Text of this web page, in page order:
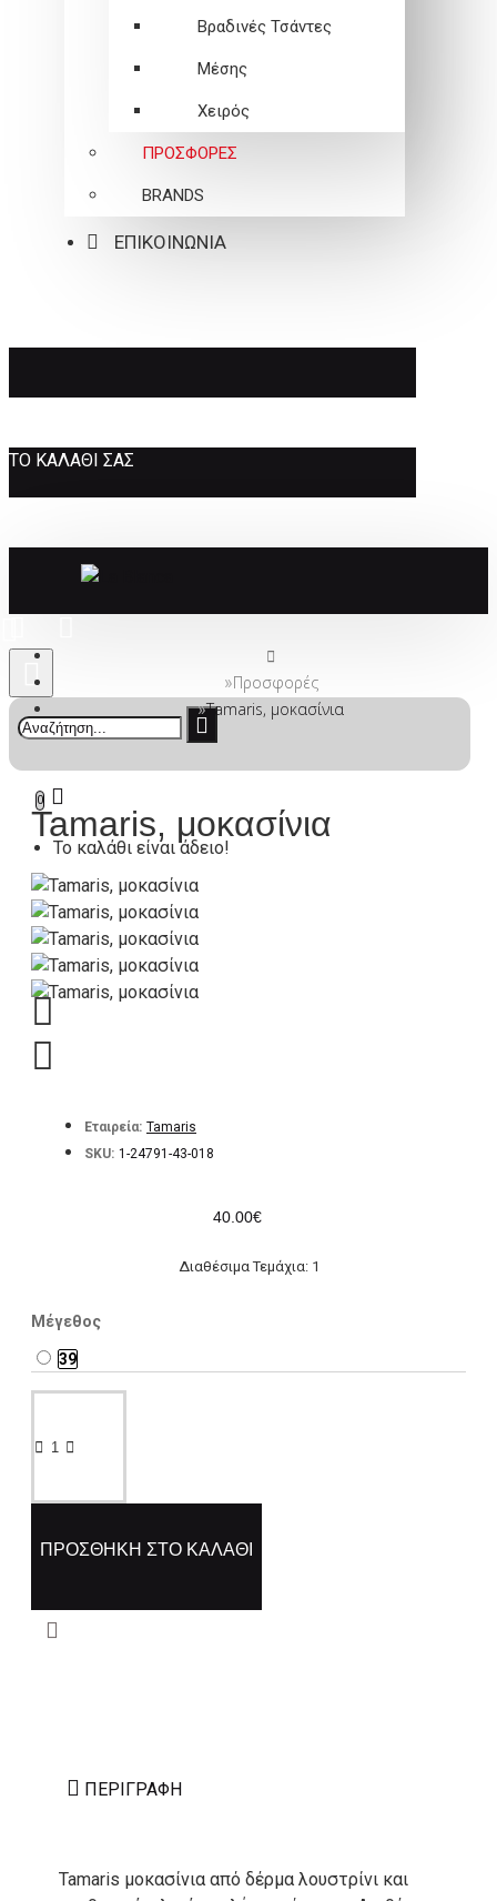
Βραδινές Τσάντες
Μέσης
Χειρός
ΠΡΟΣΦΟΡΕΣ
BRANDS
ΕΠΙΚΟΙΝΩΝΙΑ
ΤΟ ΚΑΛΆΘΙ ΣΑΣ
0
Το καλάθι είναι άδειο!
Προσφορές
Tamaris, μοκασίνια
Tamaris, μοκασίνια
Εταιρεία: Tamaris
SKU: 1-24791-43-018
40.00€
Διαθέσιμα Τεμάχια: 1
Μέγεθος
39
ΠΡΟΣΘΉΚΗ ΣΤΟ ΚΑΛΆΘΙ
ΠΕΡΙΓΡΑΦΉ
Tamaris μοκασίνια από δέρμα λουστρίνι και